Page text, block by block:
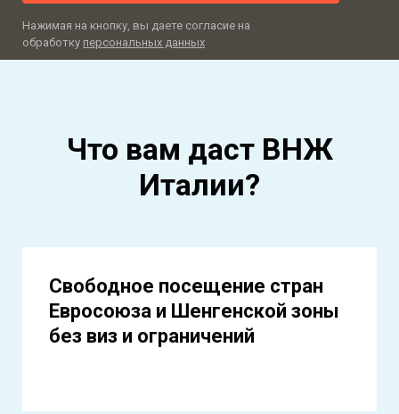
Нажимая на кнопку, вы даете согласие на
обработку персональных данных
Что вам даст ВНЖ
Италии?
Свободное посещение стран
Евросоюза и Шенгенской зоны
без виз и ограничений